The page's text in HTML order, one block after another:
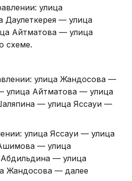
улица
Даулеткерея — улица
Айтматова — улица
схеме.
улица Жандосова —
улица Айтматова — улица
— улица Яссауи —
улица Яссауи — улица
— улица
— улица
Жандосова — далее